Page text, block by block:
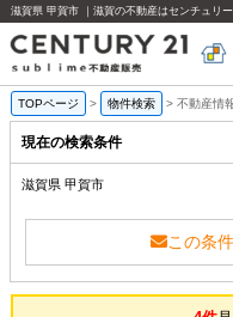
滋賀県 甲賀市 ｜滋賀の不動産はセンチュリ
TOPページ > 物件検索 > 不動産情
現在の検索条件
滋賀県 甲賀市
この条